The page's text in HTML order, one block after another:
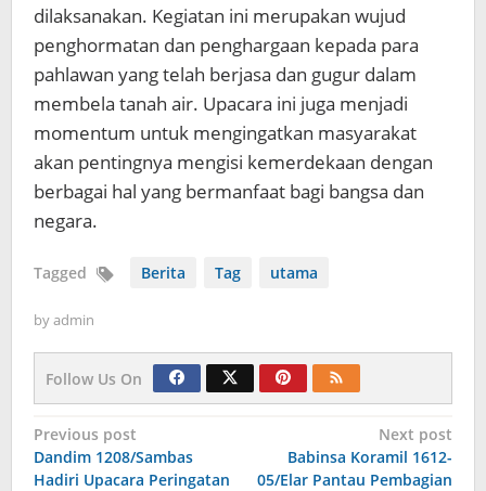
dilaksanakan. Kegiatan ini merupakan wujud
penghormatan dan penghargaan kepada para
pahlawan yang telah berjasa dan gugur dalam
membela tanah air. Upacara ini juga menjadi
momentum untuk mengingatkan masyarakat
akan pentingnya mengisi kemerdekaan dengan
berbagai hal yang bermanfaat bagi bangsa dan
negara.
Tagged Berita Tag utama
byadmin
Follow Us On
Navigasi
pos
Previous post
Dandim 1208/Sambas
Hadiri Upacara Peringatan
Next post
Babinsa Koramil 1612-
05/Elar Pantau Pembagian